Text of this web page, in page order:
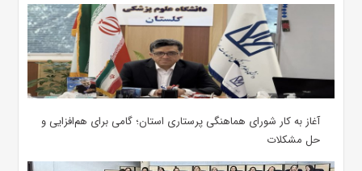
آغاز به کار شورای هماهنگی پرستاری استان؛ گامی برای هم‌افزایی و
حل مشکلات